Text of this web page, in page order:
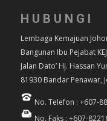
HUBUNGI
Lembaga Kemajuan
Bangunan Ibu Pejabat
Jalan Dato’ Hj. Hassan
81930 Bandar Penawar,
No. Telefon : +607-
No. Faks : +607-